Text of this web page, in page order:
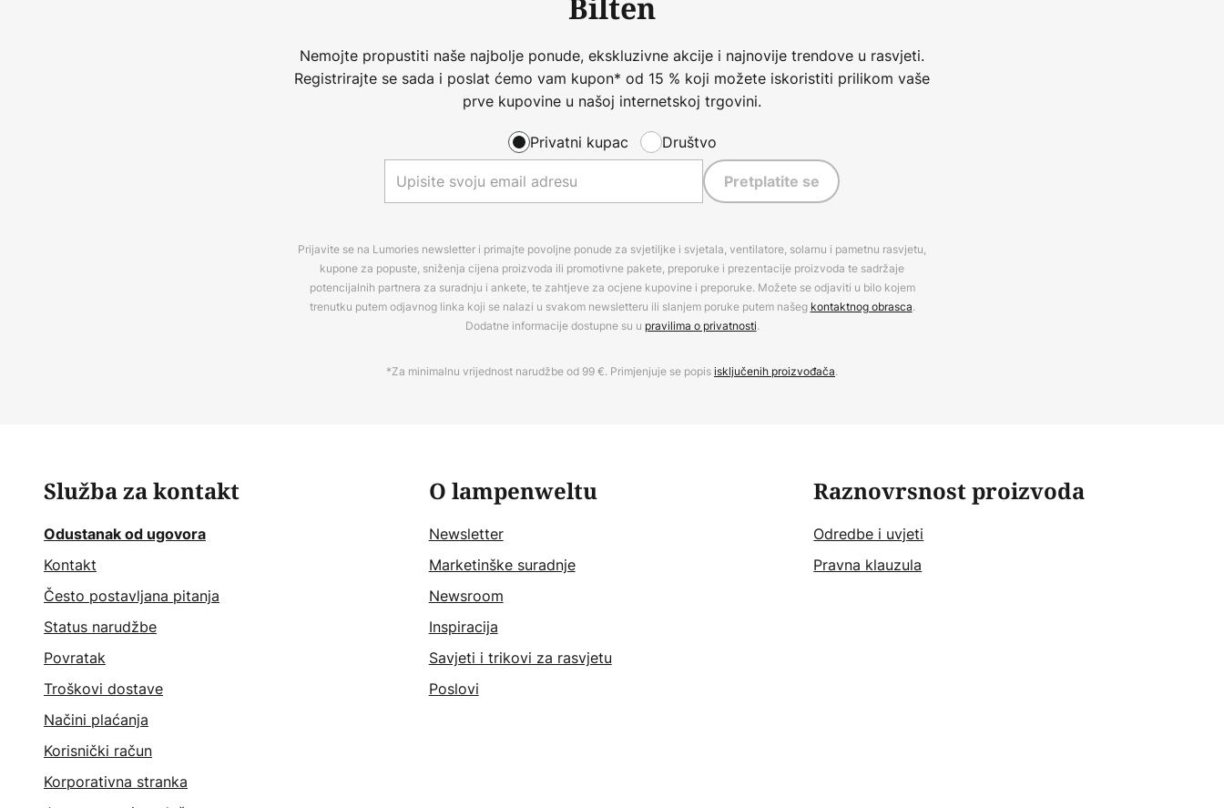
Bilten
Nemojte propustiti naše najbolje ponude, ekskluzivne akcije i najnovije trendove u rasvjeti.
Registrirajte se sada i poslat ćemo vam kupon* od 15 % koji možete iskoristiti prilikom vaše
prve kupovine u našoj internetskoj trgovini.
Privatni kupac Društvo
Pretplatite se
Prijavite se na Lumories newsletter i primajte povoljne ponude za svjetiljke i svjetala, ventilatore, solarnu i pametnu rasvjetu,
kupone za popuste, sniženja cijena proizvoda ili promotivne pakete, preporuke i prezentacije proizvoda te sadržaje
potencijalnih partnera za suradnju i ankete, te zahtjeve za ocjene kupovine i preporuke. Možete se odjaviti u bilo kojem
trenutku putem odjavnog linka koji se nalazi u svakom newsletteru ili slanjem poruke putem našeg kontaktnog obrasca.
Dodatne informacije dostupne su u pravilima o privatnosti.
*Za minimalnu vrijednost narudžbe od 99 €. Primjenjuje se popisisključenih proizvođača.
Služba za kontakt
Odustanak od ugovora
Kontakt
Često postavljana pitanja
Status narudžbe
Povratak
Troškovi dostave
Načini plaćanja
Korisnički račun
Korporativna stranka
O lampenweltu
Newsletter
Marketinške suradnje
Newsroom
Inspiracija
Savjeti i trikovi za rasvjetu
Poslovi
Raznovrsnost proizvoda
Odredbe i uvjeti
Pravna klauzula